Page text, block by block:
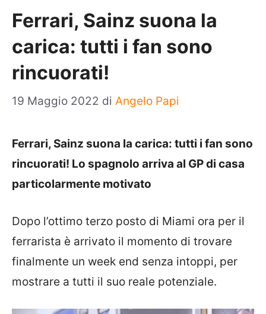
Ferrari, Sainz suona la
carica: tutti i fan sono
rincuorati!
19 Maggio 2022 di Angelo Papi
Ferrari, Sainz suona la carica: tutti i fan sono
rincuorati! Lo spagnolo arriva al GP di casa
particolarmente motivato
Dopo l’ottimo terzo posto di Miami ora per il
ferrarista è arrivato il momento di trovare
finalmente un week end senza intoppi, per
mostrare a tutti il suo reale potenziale.